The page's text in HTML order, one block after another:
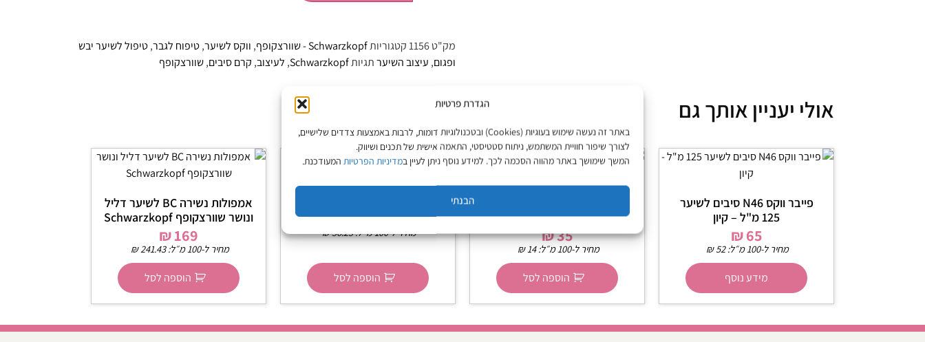
הגדרת פרטיות
באתר זה נעשה שימוש בעוגיות (Cookies) ובטכנולוגיות דומות, לרבות באמצעות צדדים שלישיים,
לצורך שיפור חוויית המשתמש, ניתוח סטטיסטי, התאמה אישית של תכנים ושיווק.
המשך שימושך באתר מהווה הסכמה לכך. למידע נוסף ניתן לעיין במדיניות הפרטיות המעודכנת.
הבנתי
מק"ט1156קטגוריותSchwarzkopf - שוורצקופף , ווקס לשיער,טיפוח לגבר,טיפול לשיער יבש
ופגום, עיצוב השיערתגיותSchwarzkopf
, לעיצוב, קרם סיבים,שוורצקופף
אולי יעניין אותך גם
פייבר ווקס N46 סיבים לשיער
125 מ"ל – קיון
₪65
מחיר ל-100 מ״ל: ₪52
מידע נוסף
Wax ריבייבל
₪35
מחיר ל-100 מ״ל: ₪14
הוספה לסל
Schwarzkopf קרם מחליק גלאט
₪45
מחיר ל-100 מ״ל: ₪56.25
הוספה לסל
אמפולות נשירה BC לשיער דליל
ונושר שוורצקופף Schwarzkopf
₪169
מחיר ל-100 מ״ל: ₪241.43
הוספה לסל